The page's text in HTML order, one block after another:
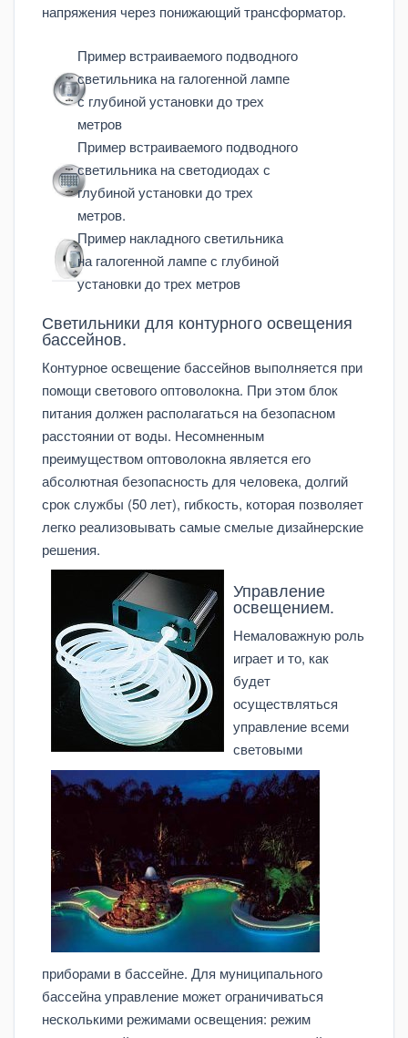
напряжения через понижающий трансформатор.
Пример встраиваемого подводного
светильника на галогенной лампе
с глубиной установки до трех
метров
Пример встраиваемого подводного
светильника на светодиодах с
глубиной установки до трех
метров.
Пример накладного светильника
на галогенной лампе с глубиной
установки до трех метров
Светильники для контурного освещения
бассейнов.
Контурное освещение бассейнов выполняется при
помощи светового оптоволокна. При этом блок
питания должен располагаться на безопасном
расстоянии от воды. Несомненным
преимуществом оптоволокна является его
абсолютная безопасность для человека, долгий
срок службы (50 лет), гибкость, которая позволяет
легко реализовывать самые смелые дизайнерские
решения.
Управление
освещением.
Немаловажную роль
играет и то, как
будет
осуществляться
управление всеми
световыми
приборами в бассейне. Для муниципального
бассейна управление может ограничиваться
несколькими режимами освещения: режим